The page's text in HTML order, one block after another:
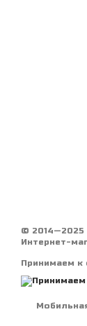
© 2014—2025
Интернет-
Принимаем к